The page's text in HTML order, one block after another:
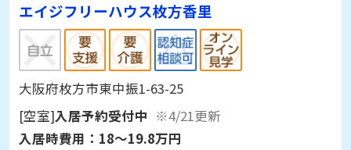
エイジフリーハウス枚方香里
大阪府枚方市東中振1-63-25
[空室]入居予約受付中 ※4/21更新
入居時費用： 18～19.8万円